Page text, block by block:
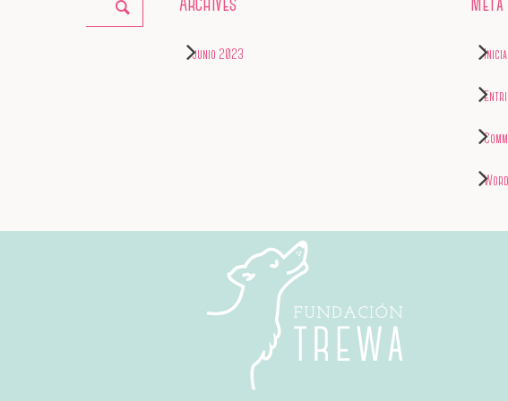
junio 2023